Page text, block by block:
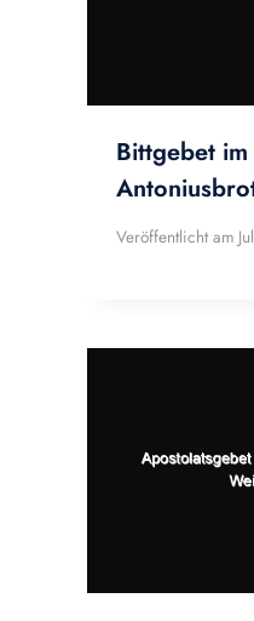
Bittgebet
Veröffentlicht am